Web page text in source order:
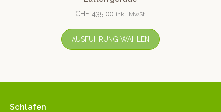
CHF 435.00 inkl. MwSt.
AUSFÜHRUNG WÄHLEN
Schlafen